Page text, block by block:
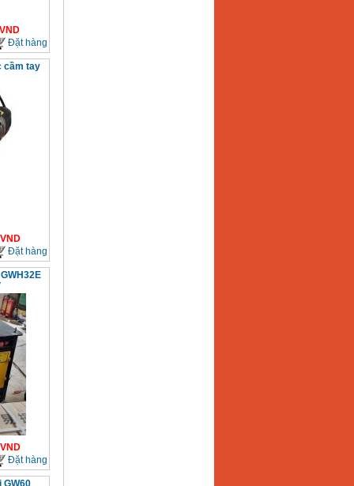
VND
Đặt hàng
cầm tay
Đặt hàng
Đặt hàng